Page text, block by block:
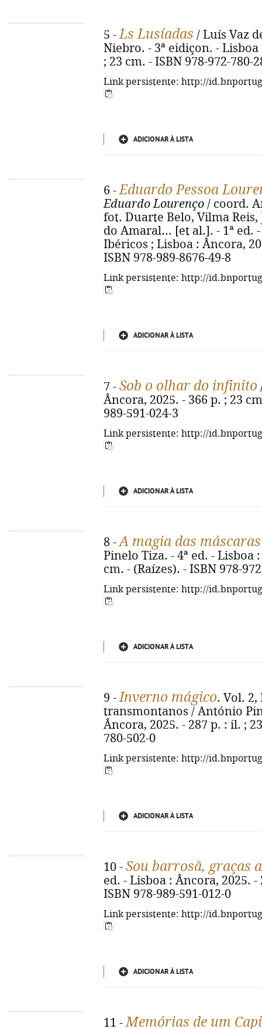
5 -Ls Lusíadas / Luís Vaz
Niebro. - 3ª eidiçon. -
; 23 cm. - ISBN 978-972-780-
Link persistente: http://
ADICIONAR À LISTA
6 -Eduardo Pessoa
Eduardo Lourenço / coord.
fot. Duarte Belo, Vilma Reis,
do Amaral... [et al.]. - 1ª ed.
Ibéricos ; Lisboa : Âncora,
ISBN 978-989-8676-49-8
Link persistente: http://
ADICIONAR À LISTA
7 - Sob o olhar do infinito
Âncora, 2025. - 366 p. ; 23
989-591-024-3
Link persistente: http://
ADICIONAR À LISTA
8 -A magia das
Pinelo Tiza. - 4ª ed. - Lisboa
cm. - (Raízes). - ISBN 978-
Link persistente: http://
ADICIONAR À LISTA
9 -Inverno mágico. Vol. 2,
transmontanos / António
Âncora, 2025. - 287 p. : il. ;
780-502-0
Link persistente: http://
ADICIONAR À LISTA
10 - Sou barrosã, graças
ed. - Lisboa : Âncora, 2025.
ISBN 978-989-591-012-0
Link persistente: http://
ADICIONAR À LISTA
11 -Memórias de um